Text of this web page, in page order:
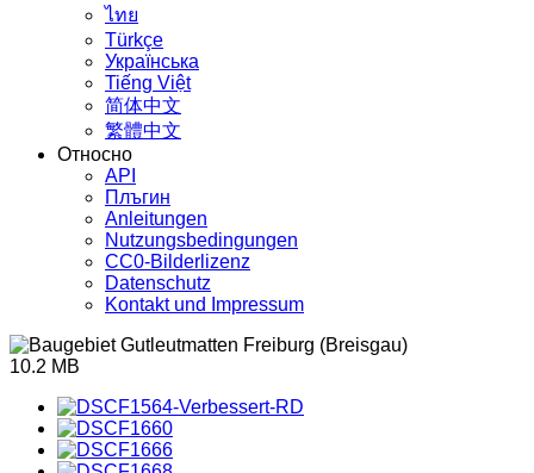
ไทย
Türkçe
Українська
Tiếng Việt
简体中文
繁體中文
Относно
API
Плъгин
Anleitungen
Nutzungsbedingungen
CC0-Bilderlizenz
Datenschutz
Kontakt und Impressum
10.2 MB